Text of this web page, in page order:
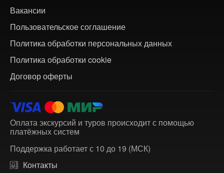
Вакансии
Пользовательское соглашение
Политика обработки персональных данных
Политика обработки cookie
Договор оферты
Оплата экскурсий и туров происходит с помощью
платёжных систем
Поддержка работает с 10 до 19 (МСК)
Контакты